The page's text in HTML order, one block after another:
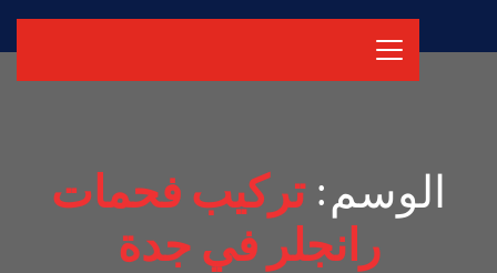
الوسم:تركيب فحمات
رانجلر في جدة